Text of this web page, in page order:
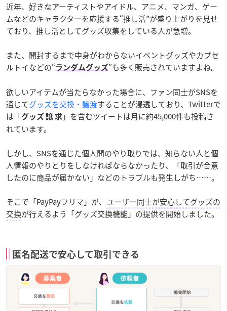
近年、好きなアーティストやアイドル、アニメ、マンガ、ゲー
ムなどのキャラクターを応援する“推し活”が盛り上がりを見せ
ており、推し活としてグッズ収集をしている人が急増。
また、開封するまで中身がわからないイベントグッズやカプセ
ルトイなどの“ ランダムグッズ”も多く販売されていますよね。
欲しいアイテムが当たらなかった場合に、ファン同士がSNSを
通じてグッズを交換・譲渡することが浸透しており、Twitterで
は「グッズ 譲 求 」を含むツイートは月に約45,000件も投稿さ
れています。
しかし、SNSを通じた個人間のやり取りでは、知らない人と個
人情報のやりとりをしなければならなかったり、「取引が合意
したのに商品が届かない」などのトラブルも発生しがち……。
そこで「PayPayフリマ」が、 ユーザー同士が安心してグッズの
交換が行えるよう「グッズ交換機能」の提供を開始しました。
匿名配送で安心して取引できる